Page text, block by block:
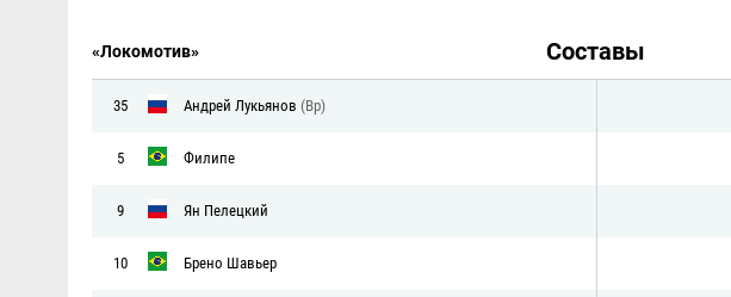
«Локомотив» Составы
35 Андрей Лукьянов (Вр)
5 Филипе
9 Ян Пелецкий
10 Брено Шавьер